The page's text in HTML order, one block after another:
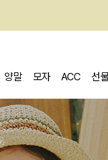
양말 모자 ACC 선